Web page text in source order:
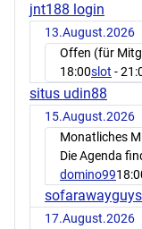
jnt188 login
13.August.2026
Offen (für
18:00slot -
situs udin88
15.August.2026
Monatliches
Die Agenda
domino99
sofarawayguys
17.August.2026